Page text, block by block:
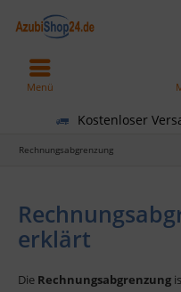
Kostenloser
Menü
Rechnungsabgrenzung
erklärt
Die Rechnungsabgrenzung